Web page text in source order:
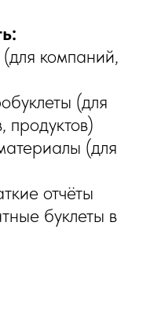
компаний,
(для
продуктов)
(для
отчёты
буклеты в